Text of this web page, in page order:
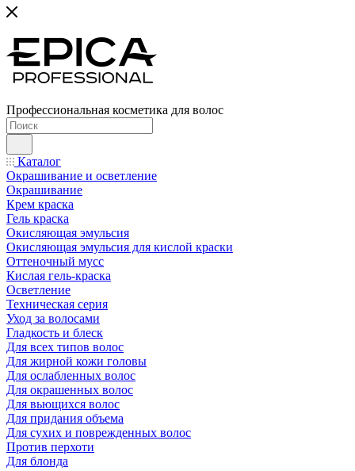
Профессиональная косметика для волос
Каталог
Окрашивание и осветление
Окрашивание
Крем краска
Гель краска
Окисляющая эмульсия
Окисляющая эмульсия для кислой краски
Оттеночный мусс
Кислая гель-краска
Осветление
Техническая серия
Уход за волосами
Гладкость и блеск
Для всех типов волос
Для жирной кожи головы
Для ослабленных волос
Для окрашенных волос
Для вьющихся волос
Для придания объема
Для сухих и поврежденных волос
Против перхоти
Для блонда